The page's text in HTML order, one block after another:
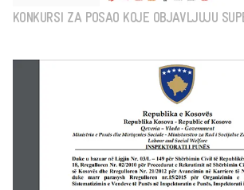
KONKURSI ZA POSAO KOJE OBJAVLJUJU